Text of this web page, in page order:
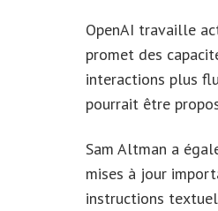
OpenAI travaille
promet des
interactions plus
pourrait être
Sam Altman a
mises à jour
instructions